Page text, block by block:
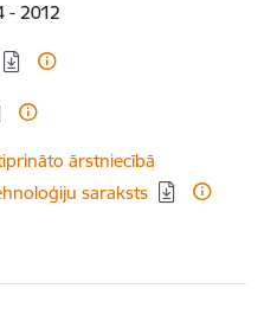
- 2012
ārstniecībā
saraksts